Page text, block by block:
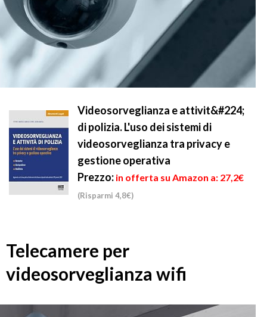
Videosorveglianza e attivit&#224;
di polizia. L'uso dei sistemi di
videosorveglianza tra privacy e
gestione operativa
Prezzo: in offerta su Amazon a: 27,2€
(Risparmi 4,8€)
Telecamere per
videosorveglianza wifi